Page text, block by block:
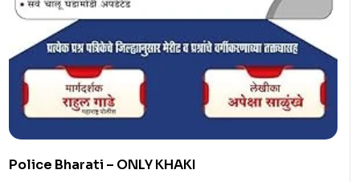
Police Bharati – ONLY KHAKI